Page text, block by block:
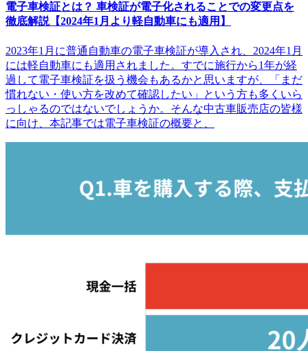
電子車検証とは？ 車検証が電子化されることでの変更点を
徹底解説【2024年1月より軽自動車にも適用】
2023年1月に普通自動車の電子車検証が導入され、2024年1月
には軽自動車にも適用されました。すでに施行から1年が経
過して電子車検証を扱う機会もあるかと思いますが、「まだ
慣れない・使い方を改めて確認したい」という方も多くいら
っしゃるのではないでしょうか。そんな中古車販売店の皆様
に向け、本記事では電子車検証の概要と、